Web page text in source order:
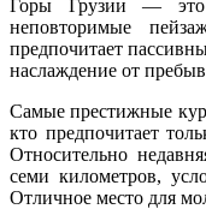
Горы Грузии —
неповторимые
предпочитает
наслаждение от
Самые престижные
кто предпочитает
Относительно
семи километров,
Отличное место для